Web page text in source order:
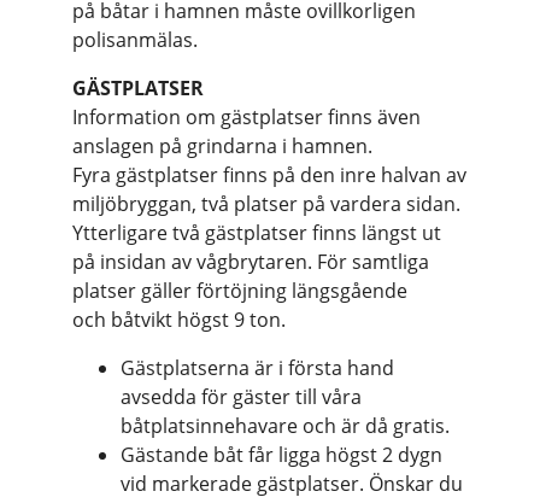
på båtar i hamnen måste ovillkorligen
polisanmälas.
GÄSTPLATSER
Information om gästplatser finns även
anslagen på grindarna i hamnen.
Fyra gästplatser finns på den inre halvan av
miljöbryggan, två platser på vardera sidan.
Ytterligare två gästplatser finns längst ut
på insidan av vågbrytaren. För samtliga
platser gäller förtöjning längsgående
och båtvikt högst 9 ton.
Gästplatserna är i första hand
avsedda för gäster till våra
båtplatsinnehavare och är då gratis.
Gästande båt får ligga högst 2 dygn
vid markerade gästplatser. Önskar du